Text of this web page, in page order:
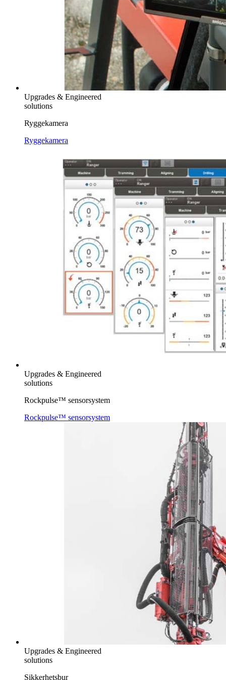
Upgrades & Engineered
solutions
Ryggekamera
Ryggekamera
Upgrades & Engineered
solutions
Rockpulse™ sensorsystem
Rockpulse™ sensorsystem
Upgrades & Engineered
solutions
Sikkerhetsbur